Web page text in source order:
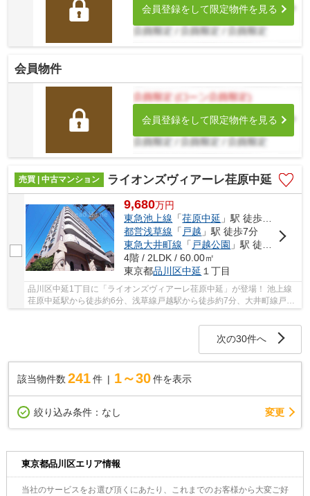
会員登録をして限定物件を見る
会員物件
会員登録をして限定物件を見る
売買 | 中古マンション ライオンズヴィアーレ荏原中延
9,680万円
東急池上線 「荏原中延 」駅 徒歩6分
都営浅草線 「 戸越 」駅 徒歩7分
東急大井町線 「 戸越公園 」駅 徒歩11分
4階 / 2LDK / 60.00㎡
東京都品川区中延 １丁目
品川区中延1丁目に「ライオンズヴィアーレ荏原中延」が登場！ 池上線
荏原中延駅から徒歩約6分、浅草線戸越駅から徒歩約7分、大井町線戸越
公園駅から徒歩約11分。 3路線3駅利用可能な大...
次の30件へ
該当物件数 241件 1～30 件を表示
絞り込み条件： なし 変更
東京都品川区エリア情報
当社のサービスをお選び頂くにあたり、これまでのお客様から大変ご好